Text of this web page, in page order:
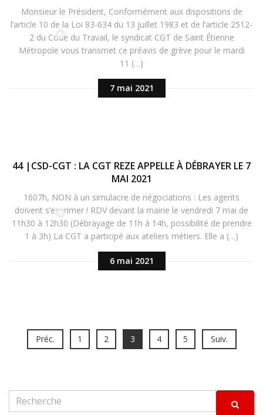
7 mai 2021
Monsieur le Président, Conformément aux dispositions de
l’article 10 de la Loi 83-634 du 13 juillet 1983 et de l’article 2512-
2 du Code du Travail, le syndicat CGT de Saint Étienne
Métropole vous transmet ce préavis de grève pour le mardi
11 (…)
6 mai 2021
44 |CSD-CGT : LA CGT REZE APPELLE À DÉBRAYER LE 7
MAI 2021
1607h, NON à un simulacre de négociations : Les agents
doivent s’exprimer ! RDV devant la mairie le vendredi 7 mai de
11h30 à 12h30 (Débrayage de 11h à 14h, possibilité de prendre
1 à 3h) La CGT a participé aux ateliers métiers. Elle a (…)
Préc. 1 2 3 4 5 Suiv.